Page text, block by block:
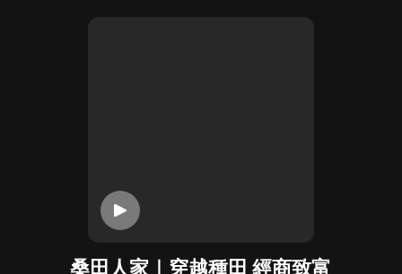
桑田人家｜穿越種田 經商致富